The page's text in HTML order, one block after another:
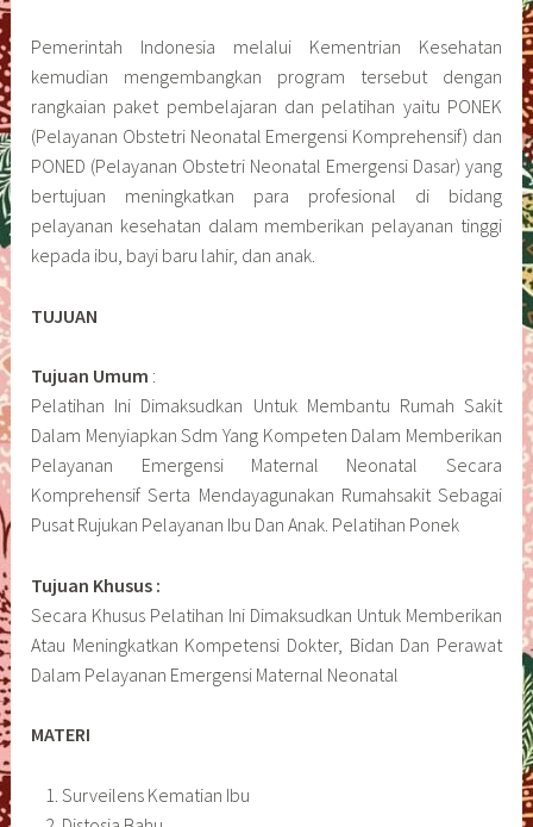
Pemerintah Indonesia melalui Kementrian Kesehatan
kemudian mengembangkan program tersebut dengan
rangkaian paket pembelajaran dan pelatihan yaitu PONEK
(Pelayanan Obstetri Neonatal Emergensi Komprehensif) dan
PONED (Pelayanan Obstetri Neonatal Emergensi Dasar) yang
bertujuan meningkatkan para profesional di bidang
pelayanan kesehatan dalam memberikan pelayanan tinggi
kepada ibu, bayi baru lahir, dan anak.
TUJUAN
Tujuan Umum :
Pelatihan Ini Dimaksudkan Untuk Membantu Rumah Sakit
Dalam Menyiapkan Sdm Yang Kompeten Dalam Memberikan
Pelayanan Emergensi Maternal Neonatal Secara
Komprehensif Serta Mendayagunakan Rumahsakit Sebagai
Pusat Rujukan Pelayanan Ibu Dan Anak. Pelatihan Ponek
Tujuan Khusus :
Secara Khusus Pelatihan Ini Dimaksudkan Untuk Memberikan
Atau Meningkatkan Kompetensi Dokter, Bidan Dan Perawat
Dalam Pelayanan Emergensi Maternal Neonatal
MATERI
Surveilens Kematian Ibu